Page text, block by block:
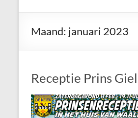
Keien
Carnavalsvereniging
De
Keien
Maand: januari 2023
Receptie Prins